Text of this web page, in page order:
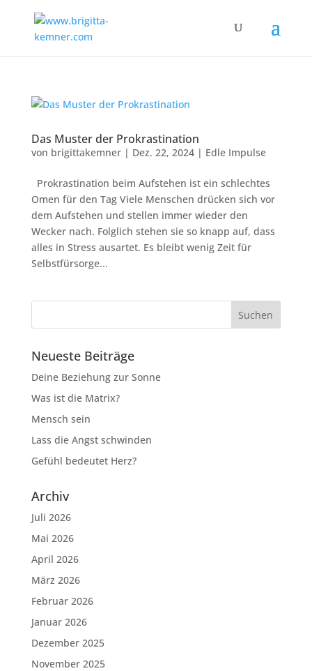
Das Muster der Prokrastination
von brigittakemner| Dez. 22, 2024| Edle Impulse
Prokrastination beim Aufstehen ist ein schlechtes
Omen für den Tag Viele Menschen drücken sich vor
dem Aufstehen und stellen immer wieder den
Wecker nach. Folglich stehen sie so knapp auf, dass
alles in Stress ausartet. Es bleibt wenig Zeit für
Selbstfürsorge...
Neueste Beiträge
Deine Beziehung zur Sonne
Was ist die Matrix?
Mensch sein
Lass die Angst schwinden
Gefühl bedeutet Herz?
Archiv
Juli 2026
Mai 2026
April 2026
März 2026
Februar 2026
Januar 2026
Dezember 2025
November 2025